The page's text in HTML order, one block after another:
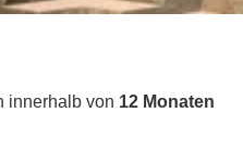
innerhalb von 12 Monaten